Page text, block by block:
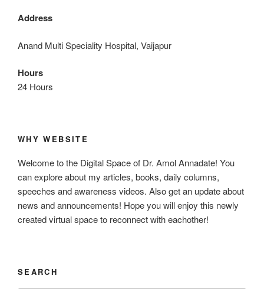
Address
Anand Multi Speciality Hospital, Vaijapur
Hours
24 Hours
WHY WEBSITE
Welcome to the Digital Space of Dr. Amol Annadate! You
can explore about my articles, books, daily columns,
speeches and awareness videos. Also get an update about
news and announcements! Hope you will enjoy this newly
created virtual space to reconnect with eachother!
SEARCH